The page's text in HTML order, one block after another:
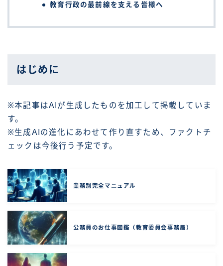
教育行政の最前線を支える皆様へ
はじめに
※本記事はAIが生成したものを加工して掲載していま
す。
※生成AIの進化にあわせて作り直すため、ファクトチ
ェックは今後行う予定です。
業務別完全マニュアル
公務員のお仕事図鑑（教育委員会事務局）